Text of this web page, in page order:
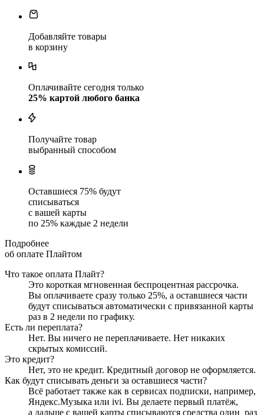
Добавляйте товары
в корзину
Оплачивайте сегодня только
25% картой любого банка
Получайте товар
выбранный способом
Оставшиеся 75% будут
списываться
с вашей карты
по 25% каждые 2 недели
Подробнее
об оплате Плайтом
Что такое оплата Плайт?
Это короткая мгновенная беспроцентная рассрочка.
Вы оплачиваете сразу только 25%, а оставшиеся части
будут списываться автоматически с привязанной карты
раз в 2 недели по графику.
Есть ли переплата?
Нет. Вы ничего не переплачиваете. Нет никаких
скрытых комиссий.
Это кредит?
Нет, это не кредит. Кредитный договор не оформляется.
Как будут списывать деньги за оставшиеся части?
Всё работает также как в сервисах подписки, например,
Яндекс.Музыка или ivi. Вы делаете первый платёж,
а дальше с вашей карты списываются средства один раз